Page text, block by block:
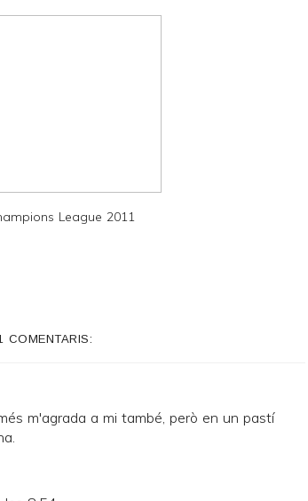
League 2011
COMENTARIS:
m'agrada a mi també, però en un pastí